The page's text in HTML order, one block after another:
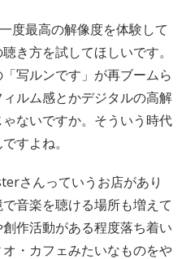
度最高の解像度を体験して
き方を試してほしいです。
写ルンです」が再ブームら
ルム感とかデジタルの高解
ないですか。そういう時代
すよね。
さんっていうお店があり
音楽を聴ける場所も増えて
作活動がある程度落ち着い
・カフェみたいなものをや